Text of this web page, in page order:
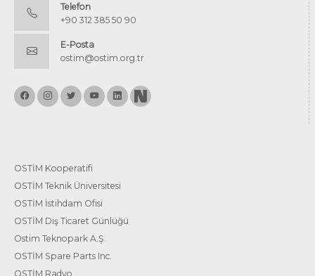
Telefon
+90 312 385 50 90
E-Posta
ostim@ostim.org.tr
OSTİM Kooperatifi
OSTİM Teknik Üniversitesi
OSTİM İstihdam Ofisi
OSTİM Dış Ticaret Günlüğü
Ostim Teknopark A.Ş.
OSTİM Spare Parts Inc.
OSTİM Radyo